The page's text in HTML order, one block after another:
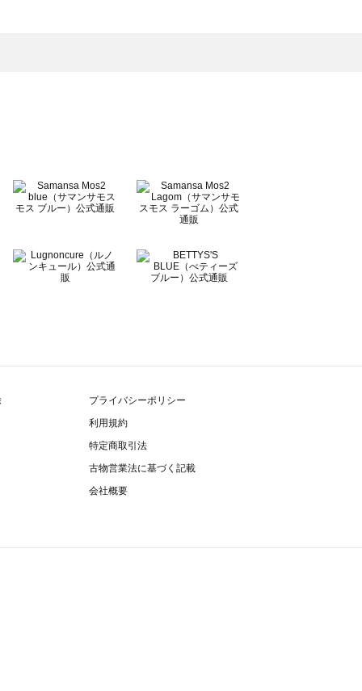
プライバシーポリシー
利用規約
特定商取引法
古物営業法に基づく記載
会社概要